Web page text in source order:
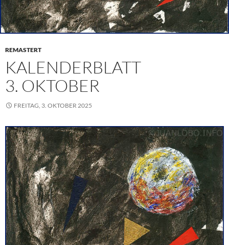
REMASTERT
KALENDERBLATT
3. OKTOBER
FREITAG, 3. OKTOBER 2025